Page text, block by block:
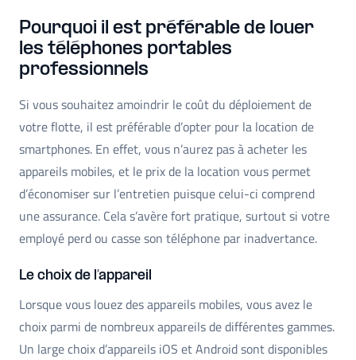
Pourquoi il est préférable de louer
les téléphones portables
professionnels
Si vous souhaitez amoindrir le coût du déploiement de
votre flotte, il est préférable d’opter pour la location de
smartphones. En effet, vous n’aurez pas à acheter les
appareils mobiles, et le prix de la location vous permet
d’économiser sur l’entretien puisque celui-ci comprend
une assurance. Cela s’avère fort pratique, surtout si votre
employé perd ou casse son téléphone par inadvertance.
Le choix de l’appareil
Lorsque vous louez des appareils mobiles, vous avez le
choix parmi de nombreux appareils de différentes gammes.
Un large choix d’appareils iOS et Android sont disponibles